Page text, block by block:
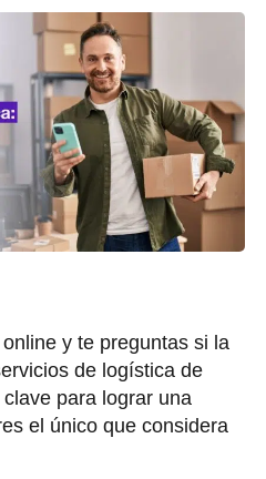
y te preguntas si la
de logística de
para lograr una
el único que considera